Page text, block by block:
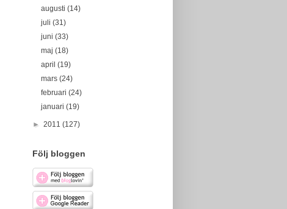
augusti(14)
juli(31)
juni(33)
maj(18)
april(19)
mars(24)
februari(24)
januari(19)
► 2011 (127)
Följ bloggen